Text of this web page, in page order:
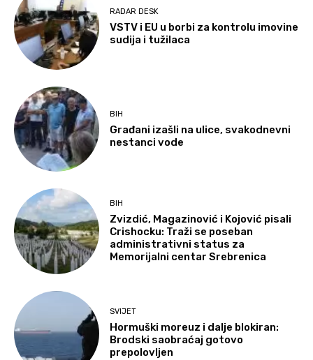
RADAR DESK
VSTV i EU u borbi za kontrolu imovine
sudija i tužilaca
BIH
Građani izašli na ulice, svakodnevni
nestanci vode
BIH
Zvizdić, Magazinović i Kojović pisali
Crishocku: Traži se poseban
administrativni status za
Memorijalni centar Srebrenica
SVIJET
Hormuški moreuz i dalje blokiran:
Brodski saobraćaj gotovo
prepolovljen